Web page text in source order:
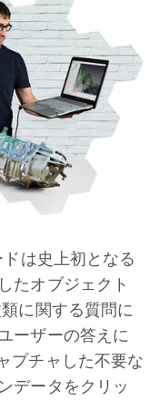
は史上初となる
たオブジェクト
に関する質問に
ーザーの答えに
プチャした不要な
データをクリッ